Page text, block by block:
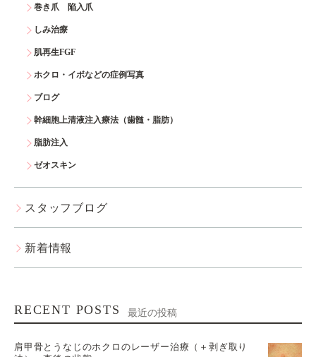
巻き爪 陥入爪
しみ治療
肌再生FGF
ホクロ・イボなどの症例写真
ブログ
幹細胞上清液注入療法（歯髄・脂肪）
脂肪注入
ゼオスキン
スタッフブログ
新着情報
RECENT POSTS 最近の投稿
肩甲骨とうなじのホクロのレーザー治療（＋剥ぎ取り